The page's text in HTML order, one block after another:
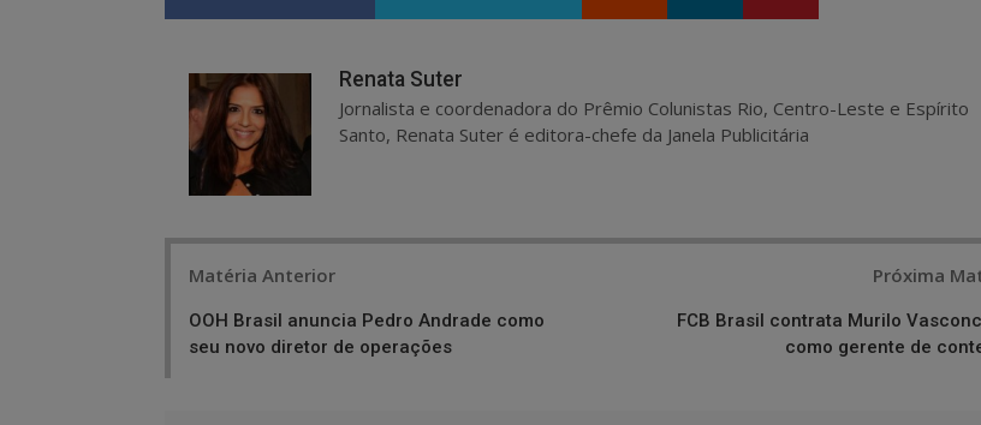
Renata Suter
Jornalista e coordenadora do Prêmio Colunistas Rio, Centro-Leste e Espírito
Santo, Renata Suter é editora-chefe da Janela Publicitária
Matéria Anterior
OOH Brasil anuncia Pedro Andrade como
seu novo diretor de operações
Próxima
FCB Brasil contrata Murilo
como gerente de